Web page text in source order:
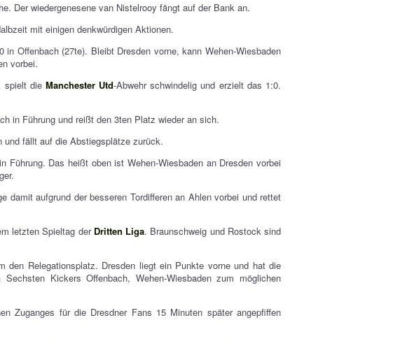
Der wiedergenesene van Nistelrooy fängt auf der Bank an.
mit einigen denkwürdigen Aktionen.
Offenbach (27te). Bleibt Dresden vorne, kann Wehen-Wiesbaden
vorbei.
spielt die Manchester Utd-Abwehr schwindelig und erzielt das 1:0.
in Führung und reißt den 3ten Platz wieder an sich.
fällt auf die Abstiegsplätze zurück.
Führung. Das heißt oben ist Wehen-Wiesbaden an Dresden vorbei
damit aufgrund der besseren Tordifferen an Ahlen vorbei und rettet
letzten Spieltag der Dritten Liga. Braunschweig und Rostock sind
den Relegationsplatz. Dresden liegt ein Punkte vorne und hat die
Kickers Offenbach, Wehen-Wiesbaden zum möglichen
Zuganges für die Dresdner Fans 15 Minuten später angepfiffen